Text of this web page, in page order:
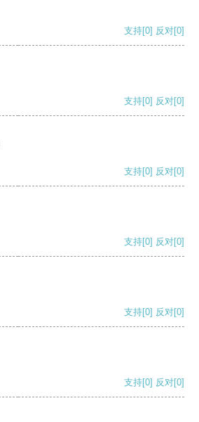
支持[0] 反对[0]
支持[0] 反对[0]
支持[0] 反对[0]
支持[0] 反对[0]
支持[0] 反对[0]
支持[0] 反对[0]